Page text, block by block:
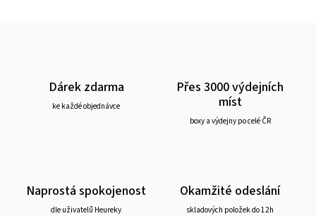
Dárek zdarma
ke každé objednávce
Přes 3000 výdejních
míst
boxy a výdejny po celé ČR
Naprostá spokojenost
dle uživatelů Heureky
Okamžité odeslání
skladových položek do 12h